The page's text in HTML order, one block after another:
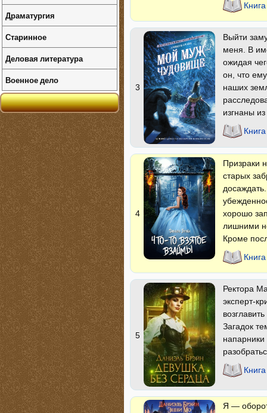
3
Выйти
меня. В
ожидая
он, что
наших
изгнаны
4
Призраки
старых
хорошо
лишними
Кроме
5
Ректора
эксперт-
Загадок
Я —
Драматургия
Старинное
Деловая литература
Военное дело